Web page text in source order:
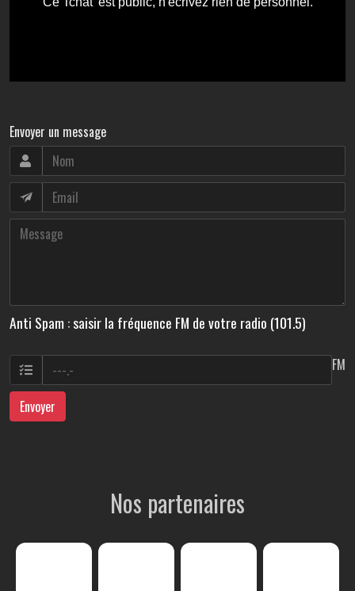
Envoyer un message
Anti Spam : saisir la fréquence FM de votre radio (101.5)
FM
Envoyer
Nos partenaires